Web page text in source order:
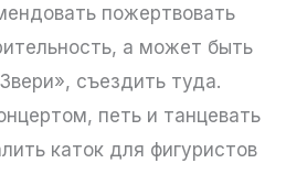
пожертвовать
а может быть
съездить туда.
петь и танцевать
каток для фигуристов